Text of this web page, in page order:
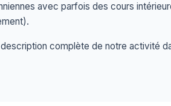
avec parfois des cours
description complète de notre activité